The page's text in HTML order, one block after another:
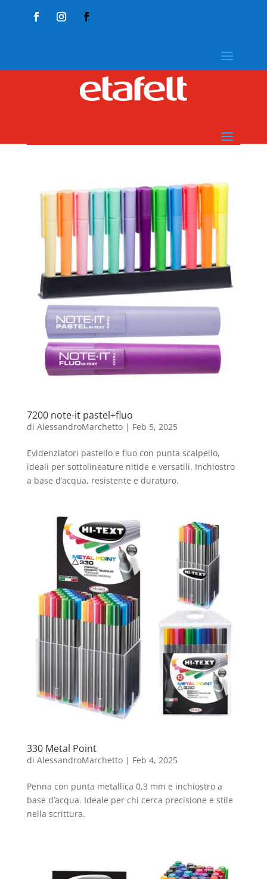
7200 note-it pastel+fluo
di AlessandroMarchetto| Feb 5, 2025
Evidenziatori pastello e fluo con punta scalpello,
ideali per sottolineature nitide e versatili. Inchiostro
a base d’acqua, resistente e duraturo.
330 Metal Point
di AlessandroMarchetto| Feb 4, 2025
Penna con punta metallica 0,3 mm e inchiostro a
base d’acqua. Ideale per chi cerca precisione e stile
nella scrittura.